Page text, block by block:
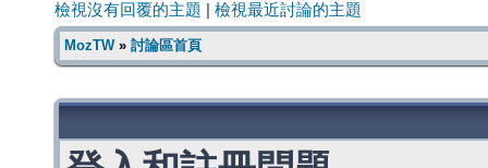
檢視沒有回覆的主題 檢視最近討論的主題
MozTW» 討論區首頁